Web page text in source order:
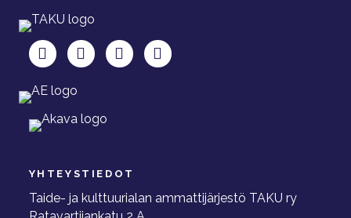
TAKU Facebookissa
TAKU Twitterissä
TAKU Instagramissa
TAKU LinkedInissä
YHTEYSTIEDOT
Taide- ja kulttuurialan ammattijärjestö TAKU ry